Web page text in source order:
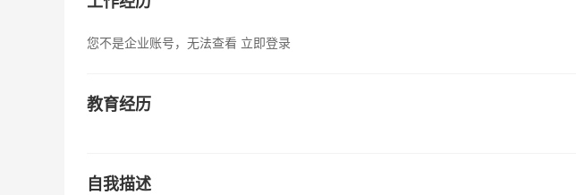
您不是企业账号，无法查看 立即登录
教育经历
自我描述